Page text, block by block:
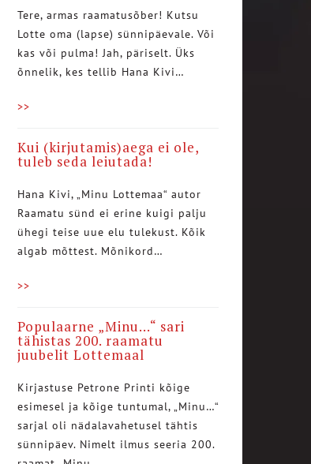
Tere, armas raamatusõber! Kutsu
Lotte oma (lapse) sünnipäevale. Või
kas või pulma! Jah, päriselt. Üks
õnnelik, kes tellib Hana Kivi…
>>
Kui (kirjutamis)aega ei ole,
tuleb seda leiutada!
Hana Kivi, „Minu Lottemaa“ autor
Raamatu sünd ei erine kuigi palju
ühegi teise uue elu tulekust. Kõik
algab mõttest. Mõnikord…
>>
Populaarne „Minu…“ sari
tähistas 200. raamatu
juubelit Lottemaal
Kirjastuse Petrone Printi kõige
esimesel ja kõige tuntumal, „Minu…“
sarjal oli nädalavahetusel tähtis
sünnipäev. Nimelt ilmus seeria 200.